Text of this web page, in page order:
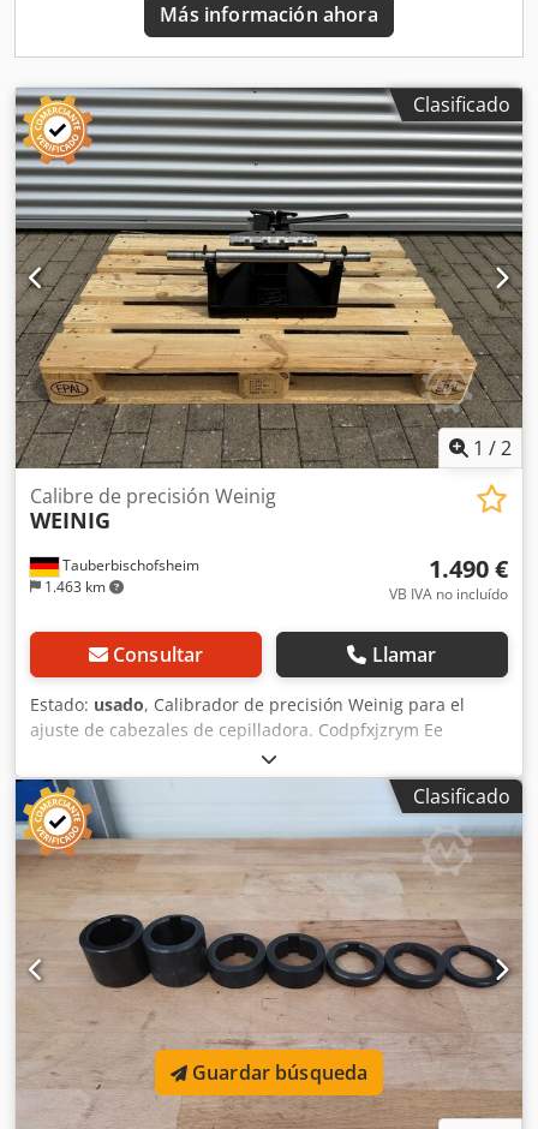
Más información ahora
Clasificado
1 /2
Tauberbischofsheim
1.463 km
Calibre de precisión Weinig
WEINIG
1.490 €
VB IVA no incluído
Consultar Llamar
Estado: usado, Calibrador de precisión Weinig para el
ajuste de cabezales de cepilladora. Codpfxjzrym Ee
Ahbsha Datos técnicos: - Mandril: 40 mm - Longitud de
sujeción: 310 mm - Diámetros de los círculos de
herramienta: 80 - 300 mm
Clasificado
Guardar búsqueda